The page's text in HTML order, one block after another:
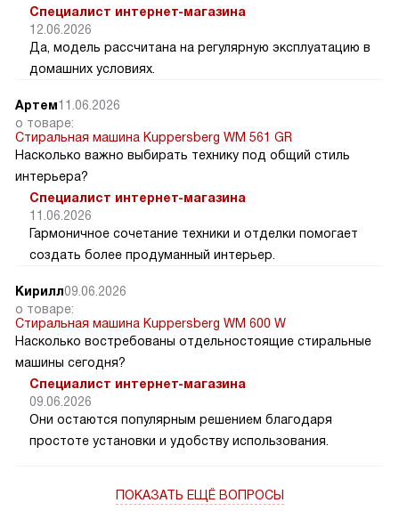
Специалист интернет-магазина
12.06.2026
Да, модель рассчитана на регулярную эксплуатацию в
домашних условиях.
Артем11.06.2026
о товаре:
Стиральная машина Kuppersberg WM 561 GR
Насколько важно выбирать технику под общий стиль
интерьера?
Специалист интернет-магазина
11.06.2026
Гармоничное сочетание техники и отделки помогает
создать более продуманный интерьер.
Кирилл09.06.2026
о товаре:
Стиральная машина Kuppersberg WM 600 W
Насколько востребованы отдельностоящие стиральные
машины сегодня?
Специалист интернет-магазина
09.06.2026
Они остаются популярным решением благодаря
простоте установки и удобству использования.
ПОКАЗАТЬ ЕЩЁ ВОПРОСЫ